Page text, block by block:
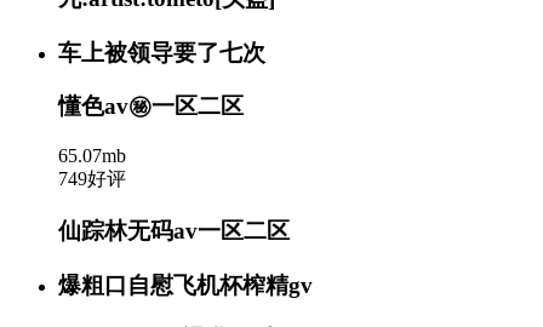
车上被领导要了七次
懂色av㊙️一区二区
65.07mb
749好评
仙踪林无码av一区二区
爆粗口自慰飞机杯榨精gv